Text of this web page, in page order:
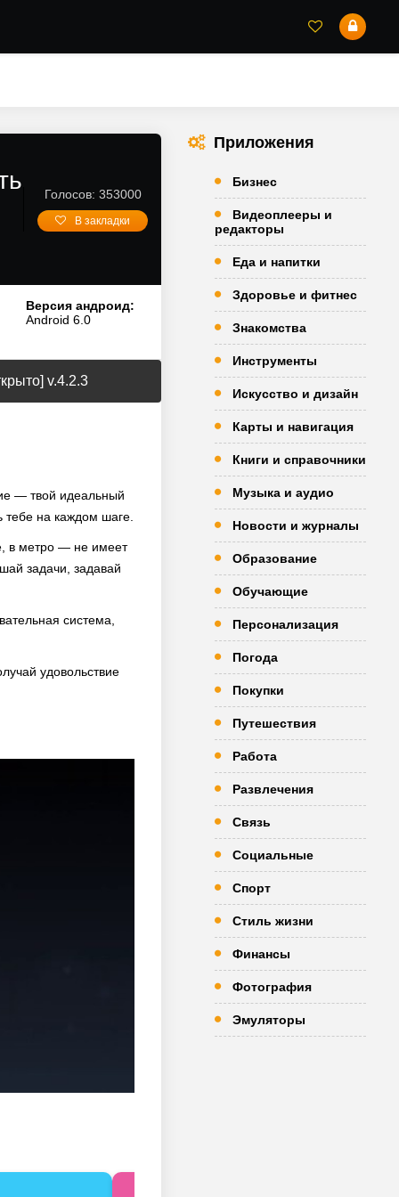
Голосов: 353000
В закладки
Версия андроид:
Android 6.0
v.4.2.3
— твой идеальный
на каждом шаге.
в метро — не имеет
задачи, задавай
система,
удовольствие
Приложения
Бизнес
Видеоплееры и
редакторы
Еда и напитки
Здоровье и фитнес
Знакомства
Инструменты
Искусство и дизайн
Карты и навигация
Книги и справочники
Музыка и аудио
Новости и журналы
Образование
Обучающие
Персонализация
Погода
Покупки
Путешествия
Работа
Развлечения
Связь
Социальные
Спорт
Стиль жизни
Финансы
Фотография
Эмуляторы